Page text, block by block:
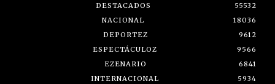
DESTACADOS
55532
NACIONAL
18036
DEPORTEZ
9612
ESPECTÁCULOZ
9566
EZENARIO
6841
INTERNACIONAL
5934